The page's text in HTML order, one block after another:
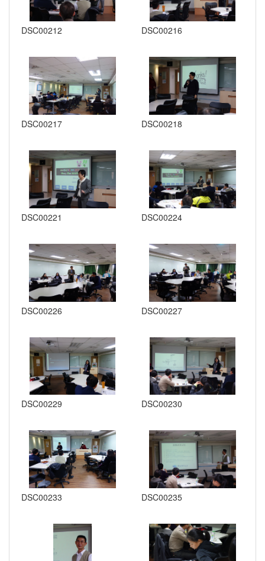
DSC00212 DSC00216
DSC00217 DSC00218
DSC00221 DSC00224
DSC00226 DSC00227
DSC00229 DSC00230
DSC00233 DSC00235